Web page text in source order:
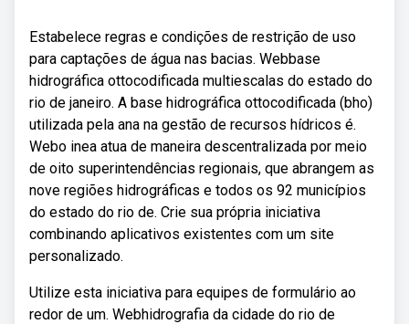
Estabelece regras e condições de restrição de uso
para captações de água nas bacias. Webbase
hidrográfica ottocodificada multiescalas do estado do
rio de janeiro. A base hidrográfica ottocodificada (bho)
utilizada pela ana na gestão de recursos hídricos é.
Webo inea atua de maneira descentralizada por meio
de oito superintendências regionais, que abrangem as
nove regiões hidrográficas e todos os 92 municípios
do estado do rio de. Crie sua própria iniciativa
combinando aplicativos existentes com um site
personalizado.
Utilize esta iniciativa para equipes de formulário ao
redor de um. Webhidrografia da cidade do rio de